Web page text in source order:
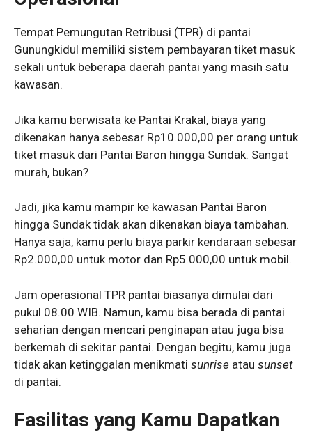
Tempat Pemungutan Retribusi (TPR) di pantai
Gunungkidul memiliki sistem pembayaran tiket masuk
sekali untuk beberapa daerah pantai yang masih satu
kawasan.
Jika kamu berwisata ke Pantai Krakal, biaya yang
dikenakan hanya sebesar Rp10.000,00 per orang untuk
tiket masuk dari Pantai Baron hingga Sundak. Sangat
murah, bukan?
Jadi, jika kamu mampir ke kawasan Pantai Baron
hingga Sundak tidak akan dikenakan biaya tambahan.
Hanya saja, kamu perlu biaya parkir kendaraan sebesar
Rp2.000,00 untuk motor dan Rp5.000,00 untuk mobil.
Jam operasional TPR pantai biasanya dimulai dari
pukul 08.00 WIB. Namun, kamu bisa berada di pantai
seharian dengan mencari penginapan atau juga bisa
berkemah di sekitar pantai. Dengan begitu, kamu juga
tidak akan ketinggalan menikmati sunrise atau sunset
di pantai.
Fasilitas yang Kamu Dapatkan